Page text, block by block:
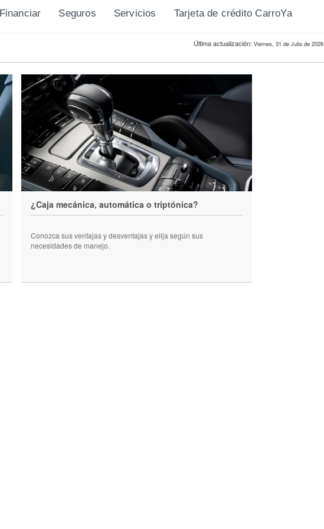
Financiar Seguros Servicios Tarjeta de crédito CarroYa
Última actualización:Viernes, 31 de Julio de 2026
¿Caja mecánica, automática o triptónica?
Conozca sus ventajas y desventajas y elija según sus
necesidades de manejo.